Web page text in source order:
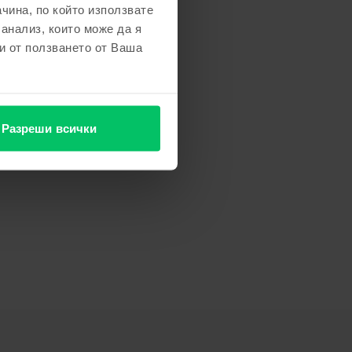
по който използвате
които може да я
от ползването от Ваша
Разреши всички